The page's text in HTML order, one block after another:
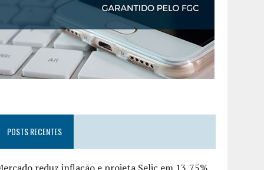
POSTS RECENTES
reduz inflação e projeta Selic em 13,75%